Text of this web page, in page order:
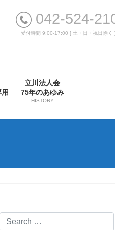
042-524-
受付時間 9:00-17:00 [ 土・日・祝日除く ]
立川法人会
75年のあゆみ
HISTORY